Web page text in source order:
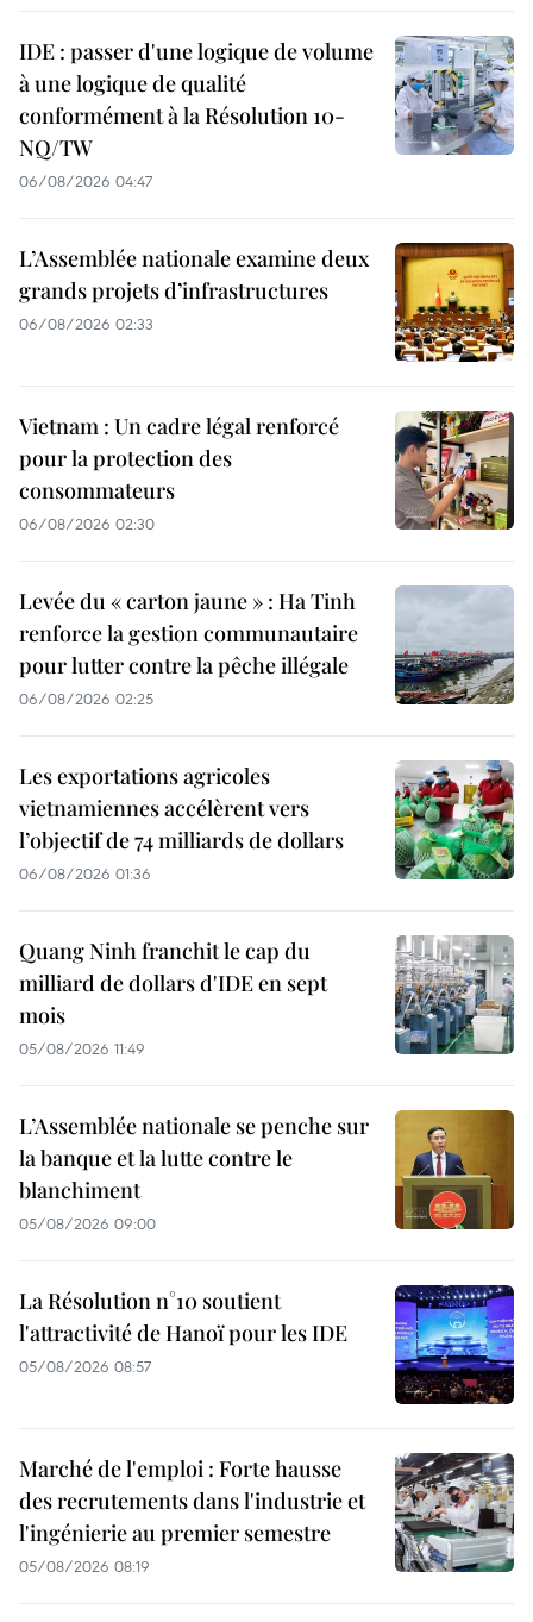
IDE : passer d'une logique de volume
à une logique de qualité
conformément à la Résolution 10-
NQ/TW
06/08/2026 04:47
L’Assemblée nationale examine deux
grands projets d’infrastructures
06/08/2026 02:33
Vietnam : Un cadre légal renforcé
pour la protection des
consommateurs
06/08/2026 02:30
Levée du « carton jaune » : Ha Tinh
renforce la gestion communautaire
pour lutter contre la pêche illégale
06/08/2026 02:25
Les exportations agricoles
vietnamiennes accélèrent vers
l’objectif de 74 milliards de dollars
06/08/2026 01:36
Quang Ninh franchit le cap du
milliard de dollars d'IDE en sept
mois
05/08/2026 11:49
L’Assemblée nationale se penche sur
la banque et la lutte contre le
blanchiment
05/08/2026 09:00
La Résolution n°10 soutient
l'attractivité de Hanoï pour les IDE
05/08/2026 08:57
Marché de l'emploi : Forte hausse
des recrutements dans l'industrie et
l'ingénierie au premier semestre
05/08/2026 08:19